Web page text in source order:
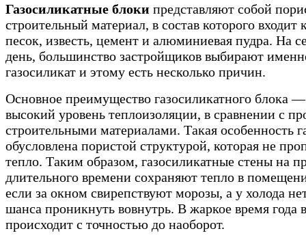
Газосиликатные блоки представляют собой
строительный материал, в состав которого входит
песок, известь, цемент и алюминиевая пудра. На
день, большинство застройщиков выбирают
газосиликат и этому есть несколько причин.
Основное преимущество газосиликатного блока
высокий уровень теплоизоляции, в сравнении с
строительными материалами. Такая особенность
обусловлена пористой структурой, которая не
тепло. Таким образом, газосиликатные стены на
длительного времени сохраняют тепло в
если за окном свирепствуют морозы, а у холода
шанса проникнуть вовнутрь. В жаркое время года
происходит с точностью до наоборот.